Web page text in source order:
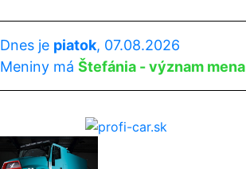
Dnes je piatok, 07.08.2026
Meniny má Štefánia - význam mena